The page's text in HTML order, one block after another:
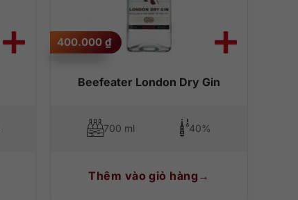
Beefeater London Dry Gin
400.000 ₫
700 ml 40%
Thêm vào giỏ hàng